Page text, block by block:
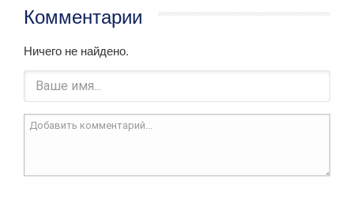
Комментарии
Ничего не найдено.